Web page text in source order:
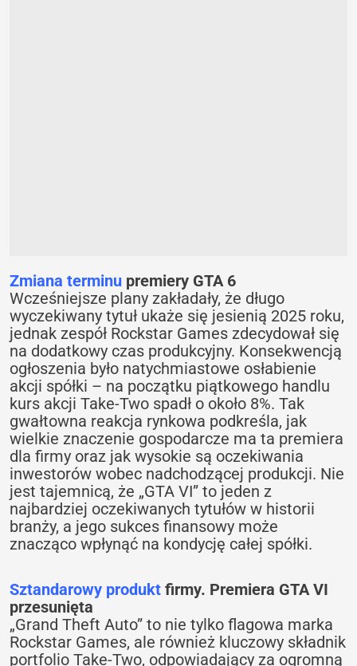
Zmiana terminu premiery GTA 6
Wcześniejsze plany zakładały, że długo
wyczekiwany tytuł ukaże się jesienią 2025 roku,
jednak zespół Rockstar Games zdecydował się
na dodatkowy czas produkcyjny. Konsekwencją
ogłoszenia było natychmiastowe osłabienie
akcji spółki – na początku piątkowego handlu
kurs akcji Take-Two spadł o około 8%. Tak
gwałtowna reakcja rynkowa podkreśla, jak
wielkie znaczenie gospodarcze ma ta premiera
dla firmy oraz jak wysokie są oczekiwania
inwestorów wobec nadchodzącej produkcji. Nie
jest tajemnicą, że „GTA VI” to jeden z
najbardziej oczekiwanych tytułów w historii
branży, a jego sukces finansowy może
znacząco wpłynąć na kondycję całej spółki.
Sztandarowy produkt firmy. Premiera GTA VI
przesunięta
„Grand Theft Auto” to nie tylko flagowa marka
Rockstar Games, ale również kluczowy składnik
portfolio Take-Two, odpowiadający za ogromną